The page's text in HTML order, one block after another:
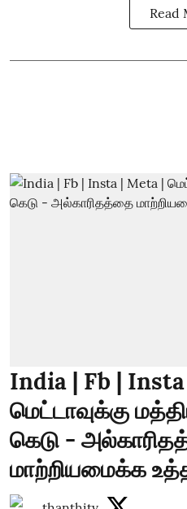
Read
India | Fb |
மெட்டாவுக்கு
கெடு -
மாற்றியமைக்க